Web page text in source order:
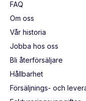
FAQ
Om oss
Vår historia
Jobba hos oss
Bli återförsäljare
Hållbarhet
Försäljnings- och